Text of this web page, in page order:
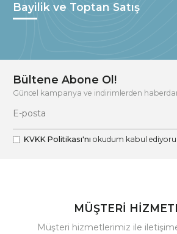
Bayilik ve Toptan Satış
Bültene Abone Ol!
Güncel kampanya ve indirimlerden
KVKK Politikası'nı okudum kabul
MÜŞTERİ
Müşteri hizmetlerimiz ile